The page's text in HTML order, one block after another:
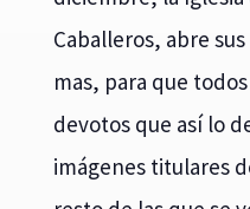
Caballeros, abre
mas, para que
devotos que así lo
imágenes titulares